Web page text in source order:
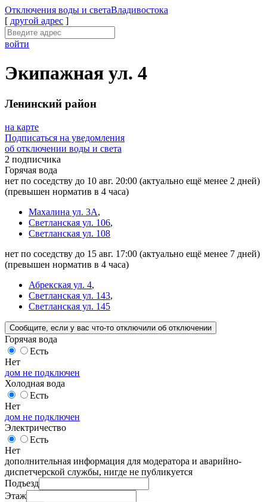
Отключения воды и светаВладивостока
[ другой адрес ]
войти
Экипажная ул. 4
Ленинский район
на карте
Подписаться на уведомления
об отключении воды и света
2 подписчика
Горячая вода
нет по соседству до 10 авг. 20:00 (актуально ещё менее 2 дней)
(превышен норматив в 4 часа)
Махалина ул. 3А,
Светланская ул. 106,
Светланская ул. 108
нет по соседству до 15 авг. 17:00 (актуально ещё менее 7 дней)
(превышен норматив в 4 часа)
Абрекская ул. 4,
Светланская ул. 143,
Светланская ул. 145
Сообщите , если у вас что-то отключили об отключении
Горячая вода
Есть
Нет
дом не подключен
Холодная вода
Есть
Нет
дом не подключен
Электричество
Есть
Нет
дополнительная информация для модератора и аварийно-
диспетчерской службы, нигде не публикуется
Подъезд
Этаж